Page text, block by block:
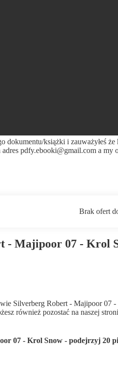
dokumentu/książki i zauważyłeś
pdfy.ebooki@gmail.com a my
- Majipoor 07 - Krol
Silverberg Robert - Majipoor 07
również pozostać na naszej
07 - Krol Snow - podejrzyj 20